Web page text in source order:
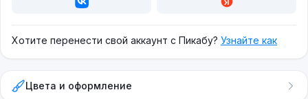
Хотите перенести свой аккаунт с Пикабу? Узнайте как
Цвета и оформление